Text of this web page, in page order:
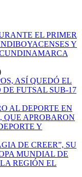
EL PRIMER
Y
ASÍ QUEDÓ EL
FUTSAL SUB-17
AL DEPORTE EN
QUE APROBARON
Y
DE CREER”, SU
MUNDIAL DE
REGIÓN EL